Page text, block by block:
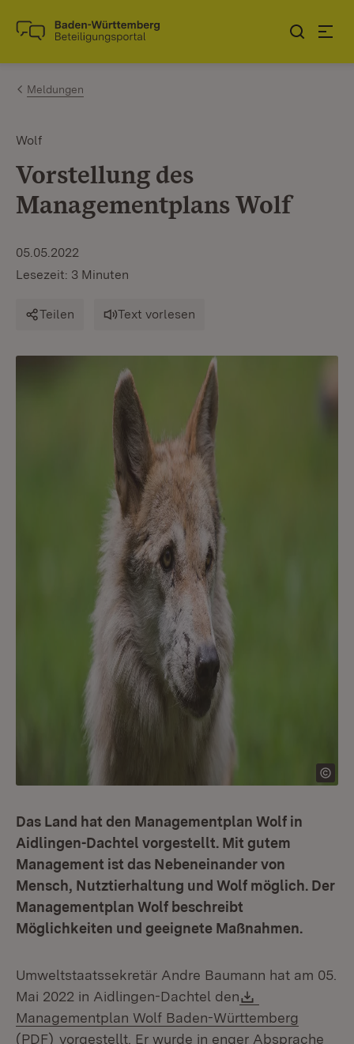
Zum Inhalt springen
Link zur Startseite
Meldungen
Wolf
Vorstellung des
Managementplans Wolf
05.05.2022
Lesezeit: 3 Minuten
Teilen Text vorlesen
Das Land hat den Managementplan Wolf in
Aidlingen-Dachtel vorgestellt. Mit gutem
Management ist das Nebeneinander von
Mensch, Nutztierhaltung und Wolf möglich. Der
Managementplan Wolf beschreibt
Möglichkeiten und geeignete Maßnahmen.
Umweltstaatssekretär Andre Baumann hat am 05.
Mai 2022 in Aidlingen-Dachtel den
Managementplan Wolf Baden-Württemberg
(PDF) (Öffnet in neuem Fenster)
vorgestellt. Er wurde in enger Absprache